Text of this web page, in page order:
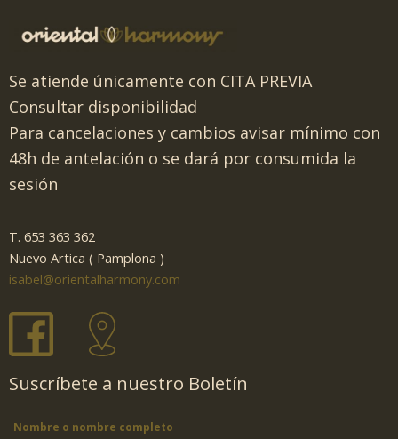
Se atiende únicamente con CITA PREVIA
Consultar disponibilidad
Para cancelaciones y cambios avisar mínimo con
48h de antelación o se dará por consumida la
sesión
T. 653 363 362
Nuevo Artica ( Pamplona )
isabel@orientalharmony.com
Suscríbete a nuestro Boletín
Nombre o nombre completo